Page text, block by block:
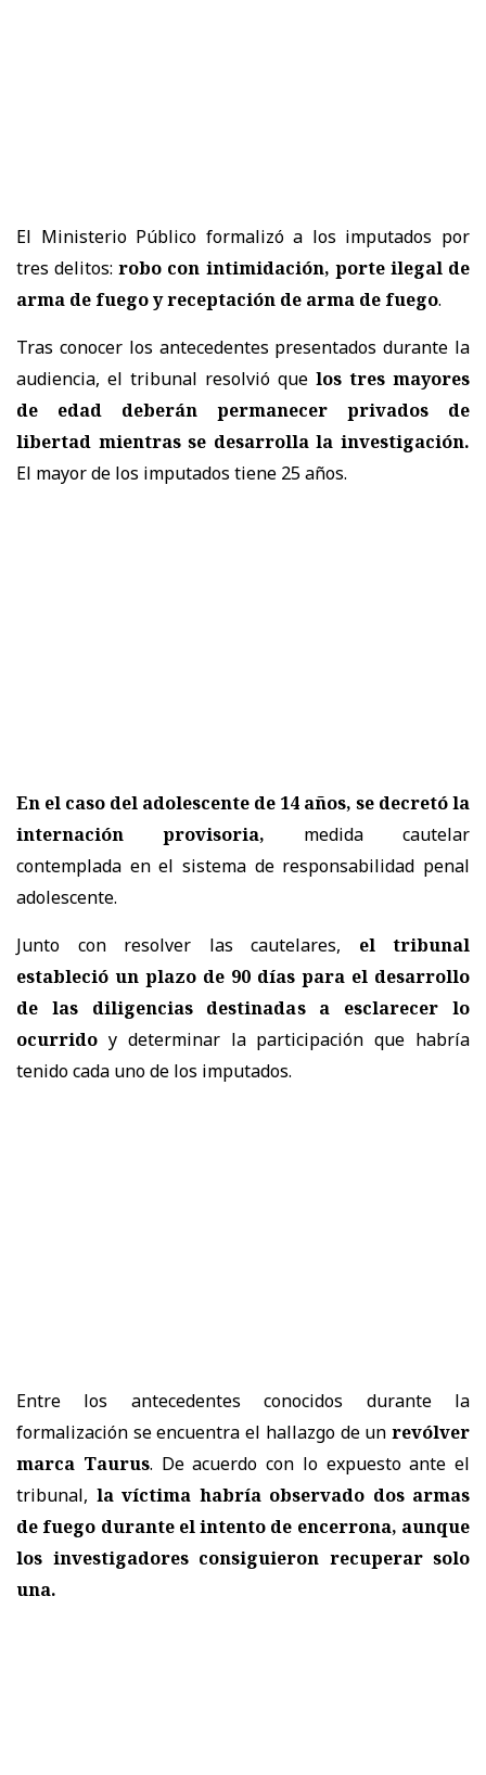
El Ministerio Público formalizó a los imputados por
tres delitos:robo con intimidación, porte ilegal de
arma de fuego y receptación de arma de fuego.
Tras conocer los antecedentes presentados durante la
audiencia, el tribunal resolvió que los tres mayores
de edad deberán permanecer privados de
libertad mientras se desarrolla la investigación.
El mayor de los imputados tiene 25 años.
En el caso del adolescente de 14 años, se decretó la
internación provisoria, medida cautelar
contemplada en el sistema de responsabilidad penal
adolescente.
Junto con resolver las cautelares, el tribunal
estableció un plazo de 90 días para el desarrollo
de las diligencias destinadas a esclarecer lo
ocurrido y determinar la participación que habría
tenido cada uno de los imputados.
Entre los antecedentes conocidos durante la
formalización se encuentra el hallazgo de un revólver
marca Taurus. De acuerdo con lo expuesto ante el
tribunal, la víctima habría observado dos armas
de fuego durante el intento de encerrona, aunque
los investigadores consiguieron recuperar solo
una.